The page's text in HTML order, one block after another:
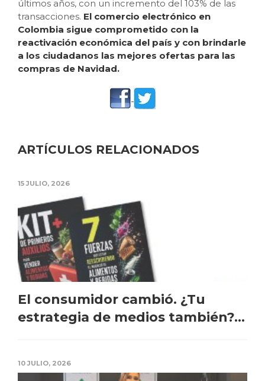
últimos años, con un incremento del 103% de las
transacciones. El comercio electrónico en
Colombia sigue comprometido con la
reactivación económica del país y con brindarle
a los ciudadanos las mejores ofertas para las
compras de Navidad.
ARTÍCULOS RELACIONADOS
15 JULIO, 2026
El consumidor cambió. ¿Tu
estrategia de medios también?...
10 JULIO, 2026